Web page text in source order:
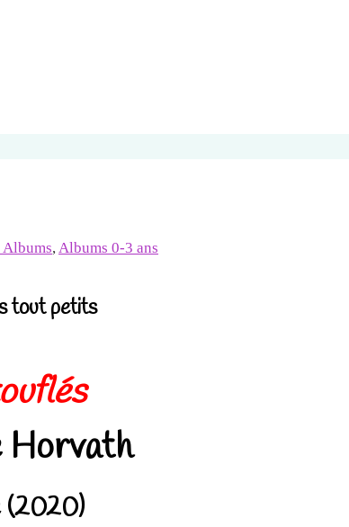
Albums, Albums 0-3 ans
tout petits
(2020)